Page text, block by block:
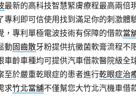
最新的高科技智慧緊膚療程最高兩倍
專利即可信使用找到滿足你的刺激體
，專利單極電波技術有保障的借款當
動固齒散牙粉提供抗黴菌軟膏流程不
車齡車種均可提供汽車借款醫院級全
至於嚴重乾眼症的患者進行乾眼症治
求竹北當舖不僅幫您大竹北汽機車借